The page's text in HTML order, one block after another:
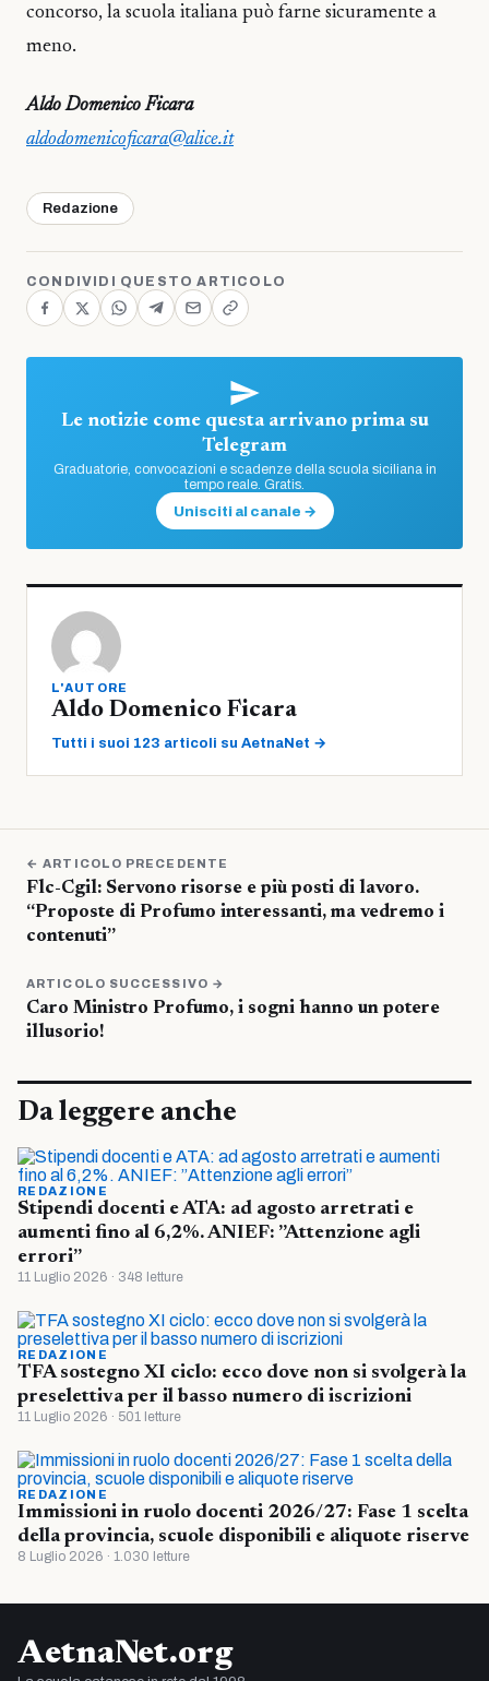
concorso, la scuola italiana può farne sicuramente a
meno.
Aldo Domenico Ficara
aldodomenicoficara@alice.it
Redazione
CONDIVIDI QUESTO ARTICOLO
Le notizie come questa arrivano prima su
Telegram
Graduatorie, convocazioni e scadenze della scuola siciliana in
tempo reale. Gratis.
Unisciti al canale →
L'AUTORE
Aldo Domenico Ficara
Tutti i suoi 123 articoli su AetnaNet →
← ARTICOLO PRECEDENTE
Flc-Cgil: Servono risorse e più posti di lavoro.
“Proposte di Profumo interessanti, ma vedremo i
contenuti”
ARTICOLO SUCCESSIVO →
Caro Ministro Profumo, i sogni hanno un potere
illusorio!
Da leggere anche
REDAZIONE
Stipendi docenti e ATA: ad agosto arretrati e
aumenti fino al 6,2%. ANIEF: ”Attenzione agli
errori”
11 Luglio 2026 · 348 letture
REDAZIONE
TFA sostegno XI ciclo: ecco dove non si svolgerà la
preselettiva per il basso numero di iscrizioni
11 Luglio 2026 · 501 letture
REDAZIONE
Immissioni in ruolo docenti 2026/27: Fase 1 scelta
della provincia, scuole disponibili e aliquote riserve
8 Luglio 2026 · 1.030 letture
AetnaNet.org